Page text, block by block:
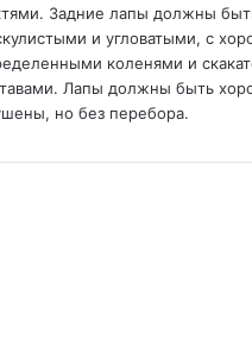
Задние лапы должны
и угловатыми, с
коленями и
Лапы должны быть
но без перебора.